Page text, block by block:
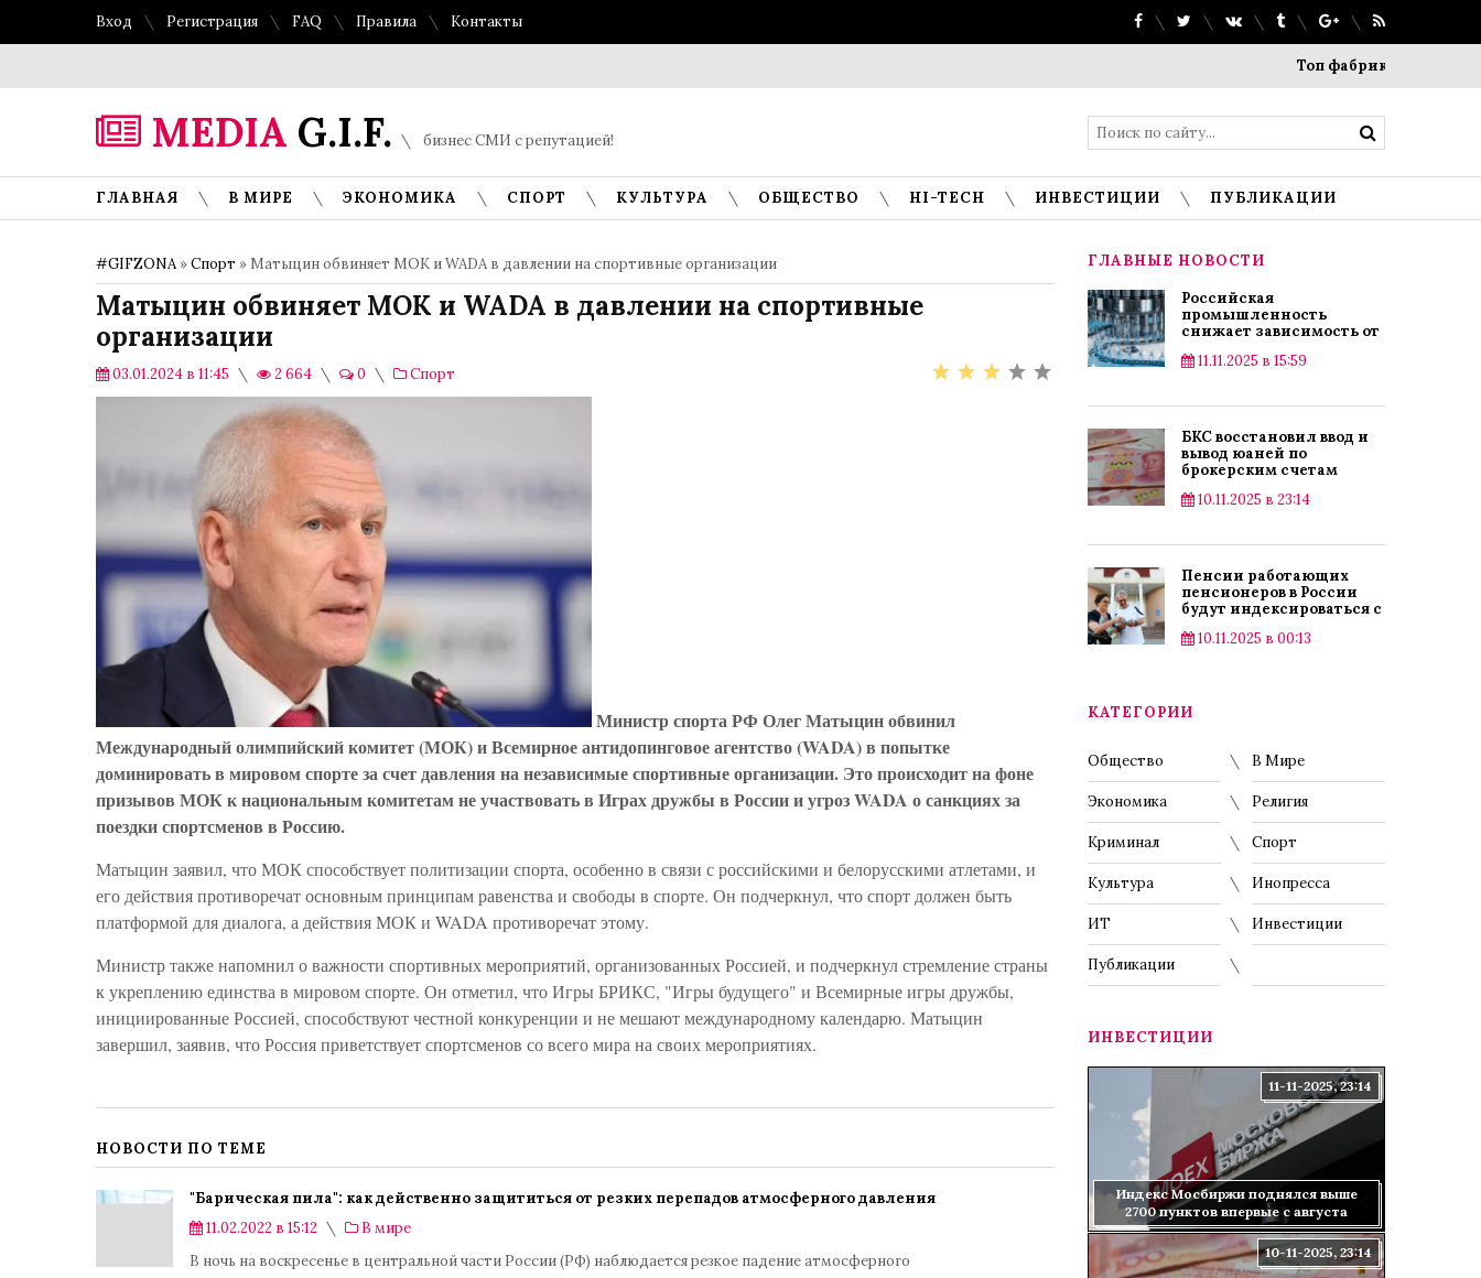
Вход Регистрация FAQ Правила Контакты
Топ фабрик прямого
MEDIA G.I.F. бизнес СМИ с репутацией!
ГЛАВНАЯ В МИРЕ ЭКОНОМИКА СПОРТ КУЛЬТУРА ОБЩЕСТВО HI-TECH ИНВЕСТИЦИИ ПУБЛИКАЦИИ
#GIFZONA»Спорт » Матыцин обвиняет МОК и WADA в давлении на спортивные организации
Матыцин обвиняет МОК и WADA в давлении на спортивные
организации
03.01.2024 в 11:45 2 664 0 Спорт
Министр спорта РФ Олег Матыцин обвинил
Международный олимпийский комитет (МОК) и Всемирное антидопинговое агентство (WADA) в попытке
доминировать в мировом спорте за счет давления на независимые спортивные организации. Это происходит на фоне
призывов МОК к национальным комитетам не участвовать в Играх дружбы в России и угроз WADA о санкциях за
поездки спортсменов в Россию.
Матыцин заявил, что МОК способствует политизации спорта, особенно в связи с российскими и белорусскими атлетами, и
его действия противоречат основным принципам равенства и свободы в спорте. Он подчеркнул, что спорт должен быть
платформой для диалога, а действия МОК и WADA противоречат этому.
Министр также напомнил о важности спортивных мероприятий, организованных Россией, и подчеркнул стремление страны
к укреплению единства в мировом спорте. Он отметил, что Игры БРИКС, "Игры будущего" и Всемирные игры дружбы,
инициированные Россией, способствуют честной конкуренции и не мешают международному календарю. Матыцин
завершил, заявив, что Россия приветствует спортсменов со всего мира на своих мероприятиях.
НОВОСТИ ПО ТЕМЕ
"Барическая пила": как действенно защититься от резких перепадов атмосферного давления
11.02.2022 в 15:12
В мире
В ночь на воскресенье в центральной части России (РФ) наблюдается резкое падение атмосферного
ГЛАВНЫЕ НОВОСТИ
Российская
промышленность
снижает зависимость от
11.11.2025 в 15:59
БКС восстановил ввод и
вывод юаней по
брокерским счетам
10.11.2025 в 23:14
Пенсии работающих
пенсионеров в России
будут индексироваться с
10.11.2025 в 00:13
КАТЕГОРИИ
Общество В Мире
Экономика Религия
Криминал Спорт
Культура Инопресса
ИТ Инвестиции
Публикации
ИНВЕСТИЦИИ
Индекс Мосбиржи поднялся выше
2700 пунктов впервые с августа
11-11-2025, 23:14
10-11-2025, 23:14